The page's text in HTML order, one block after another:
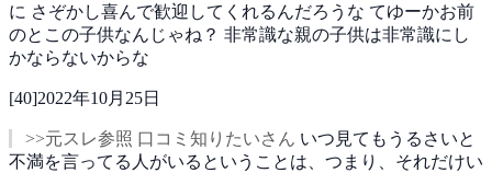
に さぞかし喜んで歓迎してくれるんだろうな てゆーかお前
のとこの子供なんじゃね？ 非常識な親の子供は非常識にし
かならないからな
[40]2022年10月25日
>>元スレ参照 口コミ知りたいさん いつ見てもうるさいと
不満を言ってる人がいるということは、つまり、それだけい